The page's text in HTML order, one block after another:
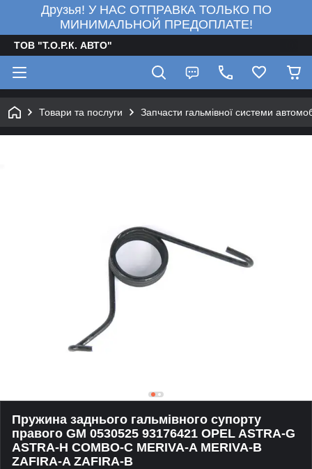
Друзья! У НАС ОТПРАВКА ТОЛЬКО ПО
МИНИМАЛЬНОЙ ПРЕДОПЛАТЕ!
ТОВ "Т.О.Р.К. АВТО"
Товари та послуги Запчасти гальмівної системи
Пружина заднього гальмівного супорту
правого GM 0530525 93176421 OPEL ASTRA-G
ASTRA-H COMBO-C MERIVA-A MERIVA-B
ZAFIRA-A ZAFIRA-B